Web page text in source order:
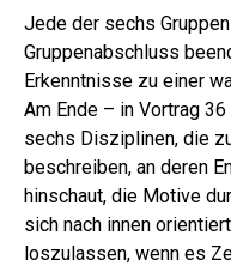
Jede der sechs
Gruppenabschluss
Erkenntnisse zu einer
Am Ende – in Vortrag
sechs Disziplinen, die
beschreiben, an deren
hinschaut, die Motive
sich nach innen
loszulassen, wenn es